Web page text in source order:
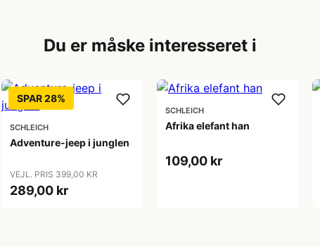
Du er måske interesseret i
SPAR 28%
SCHLEICH
Adventure-jeep i junglen
VEJL. PRIS 399,00 KR
289,00 kr
SCHLEICH
Afrika elefant han
109,00 kr